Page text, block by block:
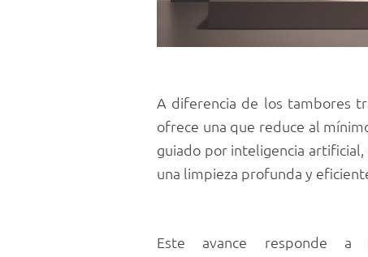
A diferencia de los tambores
ofrece una que reduce al
guiado por inteligencia
una limpieza profunda y
Este avance responde